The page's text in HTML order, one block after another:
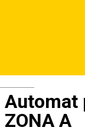
Automat
ZONA A